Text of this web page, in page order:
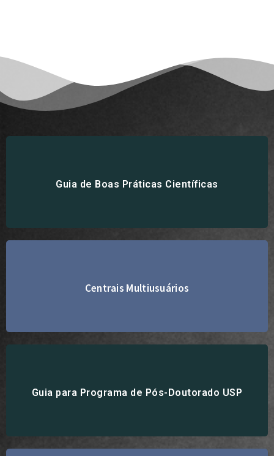
Guia de Boas Práticas Científicas
Centrais Multiusuários
Acesse aqui
Guia para Programa de Pós-Doutorado USP